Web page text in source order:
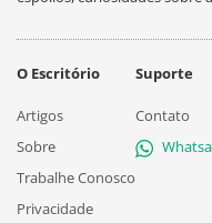
O Escritório
Artigos
Sobre
Trabalhe Conosco
Privacidade
Suporte
Contato